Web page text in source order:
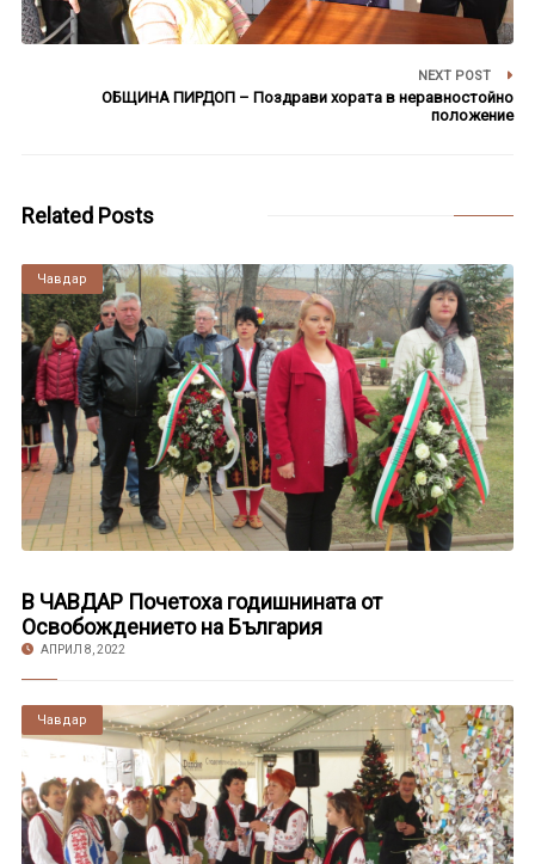
NEXT POST
ОБЩИНА ПИРДОП – Поздрави хората в неравностойно
положение
Related Posts
Чавдар
В ЧАВДАР Почетоха годишнината от
Освобождението на България
АПРИЛ 8, 2022
Чавдар